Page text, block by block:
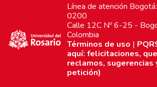
Línea de atención
0200
Calle 12C Nº 6-25 -
Colombia
Términos de uso |
aquí: felicitaciones,
reclamos, sugerencias
petición)